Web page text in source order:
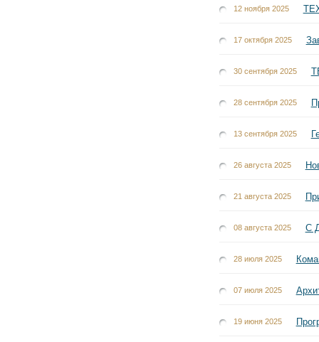
12 ноября 2025
17 октября 2025
30 сентября 2025
28 сентября 2025
13 сентября 2025
26 августа 2025
21 августа 2025
08 августа 2025 С
28 июля 2025
07 июля 2025
19 июня 2025